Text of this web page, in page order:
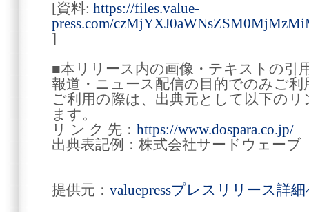
[資料: https://files.value-
press.com/
]
■本リリース内の画像・テキストの引
報道・ニュース配信の目的でのみご
ご利用の際は、出典元として以下の
ます。
リ ン ク 先： https://www.dospara.co.jp/
出典表記例：株式会社サードウェーブ
提供元： valuepressプレスリリース詳